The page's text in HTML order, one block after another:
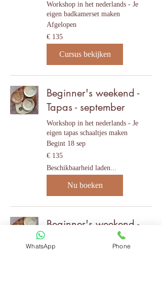
Workshop in het nederlands - Je
eigen badkamerset maken
Afgelopen
135
euro
€ 135
Cursus bekijken
Beginner's weekend -
Tapas - september
Workshop in het nederlands - Je
eigen tapas schaaltjes maken
Begint 18 sep
135
euro
€ 135
Beschikbaarheid laden...
Nu boeken
Beginner's weekend -
WhatsApp Phone